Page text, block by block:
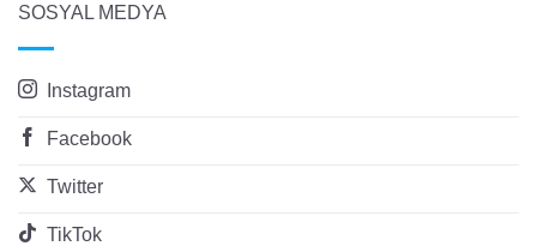
SOSYAL MEDYA
Instagram
Facebook
Twitter
TikTok